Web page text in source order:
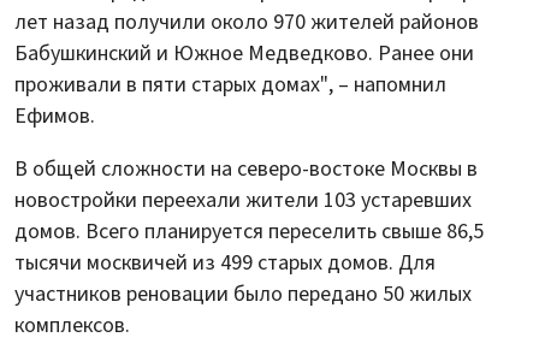
лет назад получили около 970 жителей районов
Бабушкинский и Южное Медведково. Ранее они
проживали в пяти старых домах", – напомнил
Ефимов.
В общей сложности на северо-востоке Москвы в
новостройки переехали жители 103 устаревших
домов. Всего планируется переселить свыше 86,5
тысячи москвичей из 499 старых домов. Для
участников реновации было передано 50 жилых
комплексов.